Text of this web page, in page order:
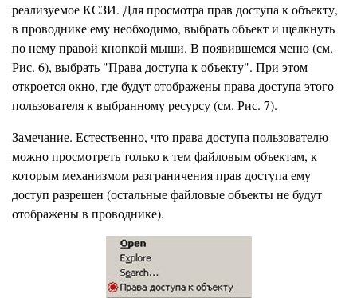
реализуемое КСЗИ. Для просмотра прав доступа к объекту,
в проводнике ему необходимо, выбрать объект и щелкнуть
по нему правой кнопкой мыши. В появившемся меню (см.
Рис. 6), выбрать "Права доступа к объекту". При этом
откроется окно, где будут отображены права доступа этого
пользователя к выбранному ресурсу (см. Рис. 7).
Замечание. Естественно, что права доступа пользователю
можно просмотреть только к тем файловым объектам, к
которым механизмом разграничения прав доступа ему
доступ разрешен (остальные файловые объекты не будут
отображены в проводнике).